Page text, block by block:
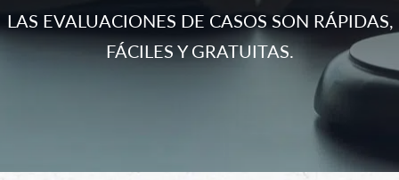
LAS EVALUACIONES DE CASOS SON RÁPIDAS,
FÁCILES Y GRATUITAS.